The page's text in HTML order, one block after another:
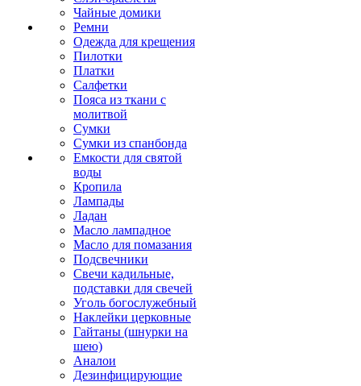
Чайные домики
Ремни
Одежда для крещения
Пилотки
Платки
Салфетки
Пояса из ткани с
молитвой
Сумки
Сумки из спанбонда
Емкости для святой
воды
Кропила
Лампады
Ладан
Масло лампадное
Масло для помазания
Подсвечники
Свечи кадильные,
подставки для свечей
Уголь богослужебный
Наклейки церковные
Гайтаны (шнурки на
шею)
Аналои
Дезинфицирующие